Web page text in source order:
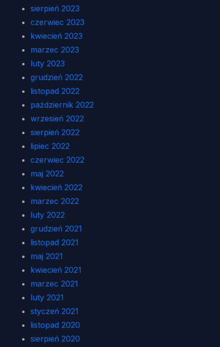
sierpień 2023
czerwiec 2023
kwiecień 2023
marzec 2023
luty 2023
grudzień 2022
listopad 2022
październik 2022
wrzesień 2022
sierpień 2022
lipiec 2022
czerwiec 2022
maj 2022
kwiecień 2022
marzec 2022
luty 2022
grudzień 2021
listopad 2021
maj 2021
kwiecień 2021
marzec 2021
luty 2021
styczeń 2021
listopad 2020
sierpień 2020